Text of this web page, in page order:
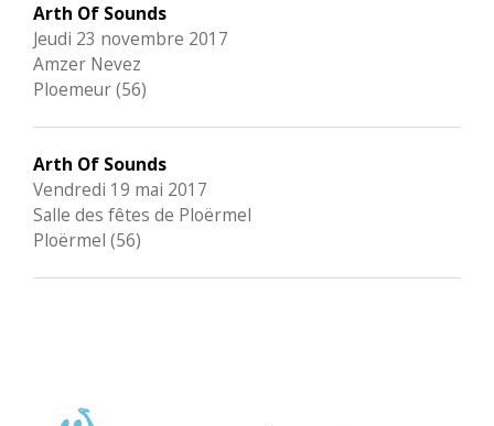
Arth Of Sounds
Jeudi 23 novembre 2017
Amzer Nevez
Ploemeur (56)
Arth Of Sounds
Vendredi 19 mai 2017
Salle des fêtes de Ploërmel
Ploërmel (56)